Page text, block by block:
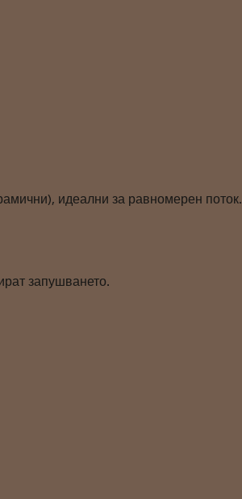
идеални за равномерен поток.
запушването.